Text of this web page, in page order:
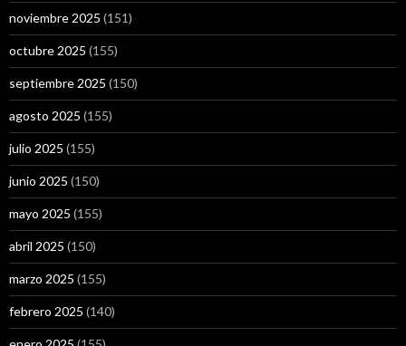
noviembre 2025 (151)
octubre 2025 (155)
septiembre 2025 (150)
agosto 2025 (155)
julio 2025 (155)
junio 2025 (150)
mayo 2025 (155)
abril 2025 (150)
marzo 2025 (155)
febrero 2025 (140)